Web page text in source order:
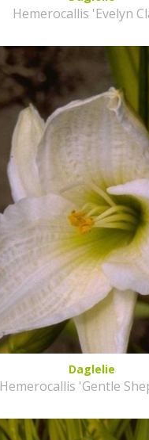
Hemerocallis 'Evelyn
Daglelie
Hemerocallis 'Gentle